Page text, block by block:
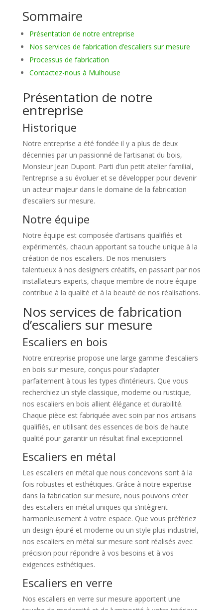
Sommaire
Présentation de notre entreprise
Nos services de fabrication d’escaliers sur mesure
Processus de fabrication
Contactez-nous à Mulhouse
Présentation de notre
entreprise
Historique
Notre entreprise a été fondée il y a plus de deux
décennies par un passionné de l’artisanat du bois,
Monsieur Jean Dupont. Parti d’un petit atelier familial,
l’entreprise a su évoluer et se développer pour devenir
un acteur majeur dans le domaine de la fabrication
d’escaliers sur mesure.
Notre équipe
Notre équipe est composée d’artisans qualifiés et
expérimentés, chacun apportant sa touche unique à la
création de nos escaliers. De nos menuisiers
talentueux à nos designers créatifs, en passant par nos
installateurs experts, chaque membre de notre équipe
contribue à la qualité et à la beauté de nos réalisations.
Nos services de fabrication
d’escaliers sur mesure
Escaliers en bois
Notre entreprise propose une large gamme d’escaliers
en bois sur mesure, conçus pour s’adapter
parfaitement à tous les types d’intérieurs. Que vous
recherchiez un style classique, moderne ou rustique,
nos escaliers en bois allient élégance et durabilité.
Chaque pièce est fabriquée avec soin par nos artisans
qualifiés, en utilisant des essences de bois de haute
qualité pour garantir un résultat final exceptionnel.
Escaliers en métal
Les escaliers en métal que nous concevons sont à la
fois robustes et esthétiques. Grâce à notre expertise
dans la fabrication sur mesure, nous pouvons créer
des escaliers en métal uniques qui s’intègrent
harmonieusement à votre espace. Que vous préfériez
un design épuré et moderne ou un style plus industriel,
nos escaliers en métal sur mesure sont réalisés avec
précision pour répondre à vos besoins et à vos
exigences esthétiques.
Escaliers en verre
Nos escaliers en verre sur mesure apportent une